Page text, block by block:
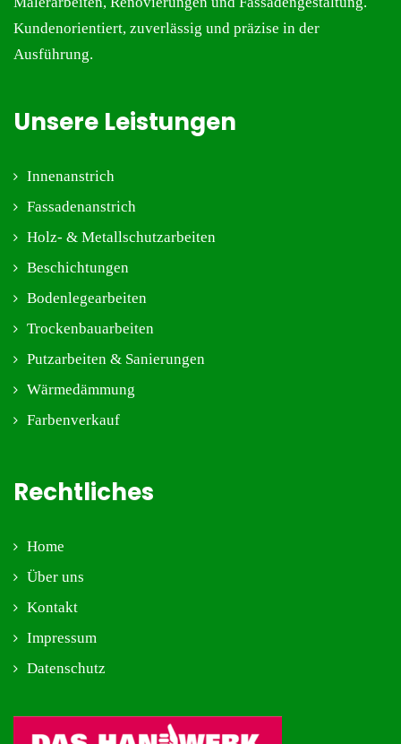
Kundenorientiert, zuverlässig und präzise in der
Ausführung.
Unsere Leistungen
Innenanstrich
Fassadenanstrich
Holz- & Metallschutzarbeiten
Beschichtungen
Bodenlegearbeiten
Trockenbauarbeiten
Putzarbeiten & Sanierungen
Wärmedämmung
Farbenverkauf
Rechtliches
Home
Über uns
Kontakt
Impressum
Datenschutz